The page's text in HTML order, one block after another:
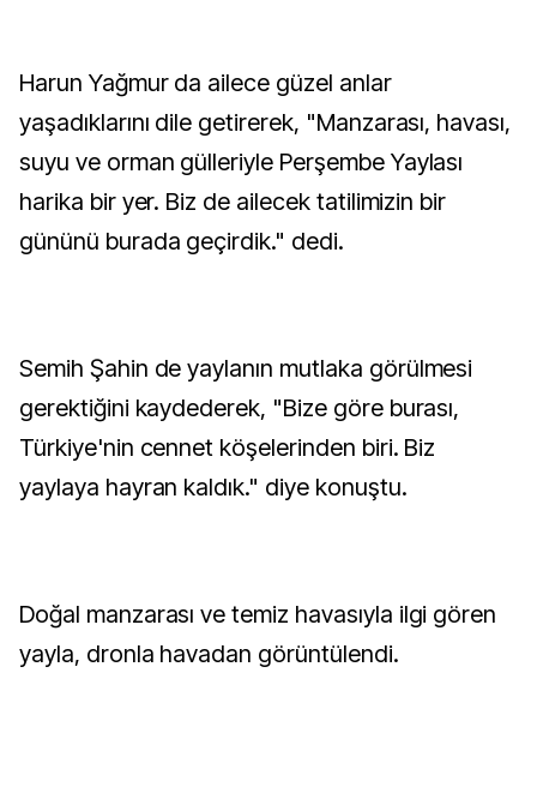
Harun Yağmur da ailece güzel anlar
yaşadıklarını dile getirerek, "Manzarası, havası,
suyu ve orman gülleriyle Perşembe Yaylası
harika bir yer. Biz de ailecek tatilimizin bir
gününü burada geçirdik." dedi.
Semih Şahin de yaylanın mutlaka görülmesi
gerektiğini kaydederek, "Bize göre burası,
Türkiye'nin cennet köşelerinden biri. Biz
yaylaya hayran kaldık." diye konuştu.
Doğal manzarası ve temiz havasıyla ilgi gören
yayla, dronla havadan görüntülendi.